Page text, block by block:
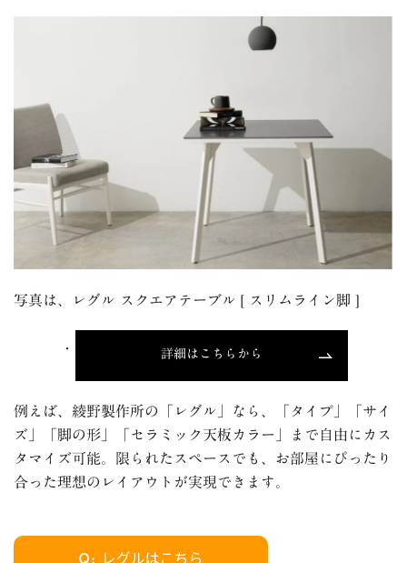
写真は、レグル スクエアテーブル [ スリムライン脚 ]
詳細はこちらから
例えば、綾野製作所の「レグル」なら、「タイプ」「サイ
ズ」「脚の形」「セラミック天板カラー」まで自由にカス
タマイズ可能。
限られたスペースでも、お部屋にぴったり
合った理想のレイアウトが実現できます。